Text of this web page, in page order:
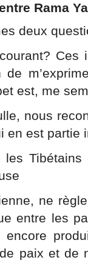
Rama
deux
de
est, me
nous
en est partie
ne
entre les
encore
paix et de